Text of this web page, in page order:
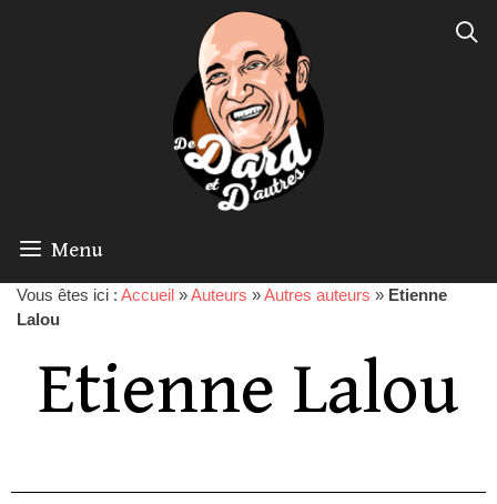
Menu
Vous êtes ici : Accueil »Auteurs »Autres auteurs » Etienne
Lalou
Etienne Lalou